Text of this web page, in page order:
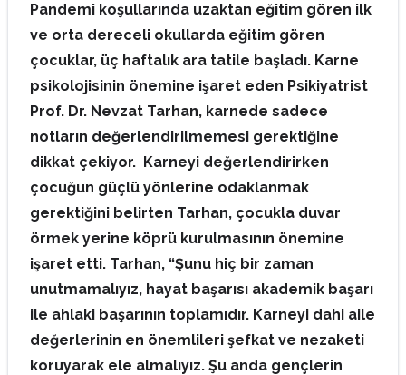
Pandemi koşullarında uzaktan eğitim gören ilk
ve orta dereceli okullarda eğitim gören
çocuklar, üç haftalık ara tatile başladı. Karne
psikolojisinin önemine işaret eden Psikiyatrist
Prof. Dr. Nevzat Tarhan, karnede sadece
notların değerlendirilmemesi gerektiğine
dikkat çekiyor. Karneyi değerlendirirken
çocuğun güçlü yönlerine odaklanmak
gerektiğini belirten Tarhan, çocukla duvar
örmek yerine köprü kurulmasının önemine
işaret etti. Tarhan, “Şunu hiç bir zaman
unutmamalıyız, hayat başarısı akademik başarı
ile ahlaki başarının toplamıdır. Karneyi dahi aile
değerlerinin en önemlileri şefkat ve nezaketi
koruyarak ele almalıyız. Şu anda gençlerin